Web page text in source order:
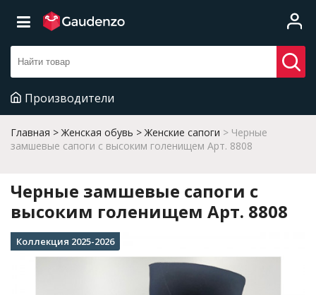
Производители
Главная Женская обувь Женские сапоги
Черные
замшевые сапоги с высоким голенищем Арт. 8808
Черные замшевые сапоги с
высоким голенищем Арт. 8808
Коллекция 2025-2026